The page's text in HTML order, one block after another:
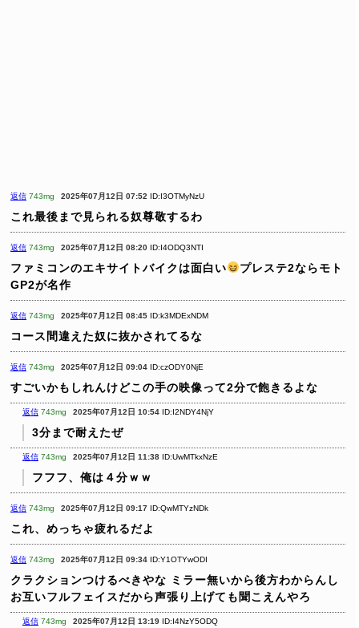
返信 743mg 2025年07月12日 07:52 ID:I3OTMyNzU
これ最後まで見られる奴尊敬するわ
返信 743mg 2025年07月12日 08:20 ID:I4ODQ3NTI
ファミコンのエキサイトバイクは面白い
プレステ2ならモト
GP2が名作
返信 743mg 2025年07月12日 08:45 ID:k3MDExNDM
コース間違えた奴に抜かされてるな
返信 743mg 2025年07月12日 09:04 ID:czODY0NjE
すごいかもしれんけどこの手の映像って2分で飽きるよな
返信 743mg 2025年07月12日 10:54 ID:I2NDY4NjY
3分まで耐えたぜ
返信 743mg 2025年07月12日 11:38 ID:UwMTkxNzE
フフフ、俺は４分ｗｗ
返信 743mg 2025年07月12日 09:17 ID:QwMTYzNDk
これ、めっちゃ疲れるだよ
返信 743mg 2025年07月12日 09:34 ID:Y1OTYwODI
クラクションつけるべきやな ミラー無いから後方わからんし
お互いフルフェイスだから声張り上げても聞こえんやろ
返信 743mg 2025年07月12日 13:19 ID:I4NzY5ODQ